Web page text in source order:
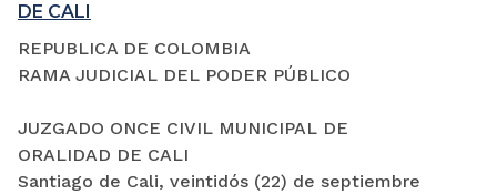
DE CALI
REPUBLICA DE COLOMBIA
RAMA JUDICIAL DEL PODER PÚBLICO
JUZGADO ONCE CIVIL MUNICIPAL DE
ORALIDAD DE CALI
Santiago de Cali, veintidós (22) de septiembre